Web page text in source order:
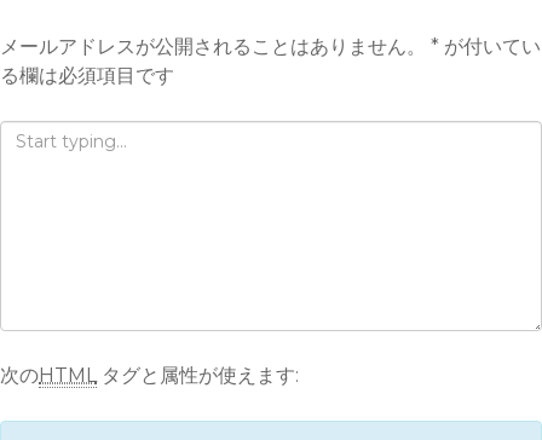
メールアドレスが公開されることはありません。 * が付いてい
る欄は必須項目です
次のHTMLタグと属性が使えます: